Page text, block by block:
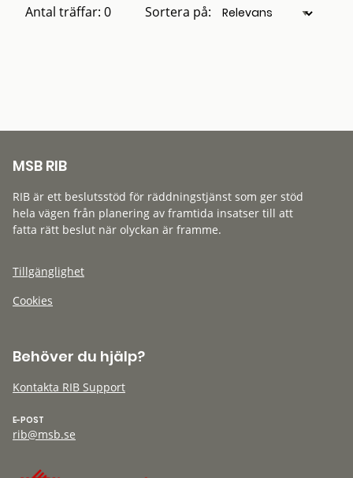
Antal träffar: 0 Sortera på:
MSB RIB
RIB är ett beslutsstöd för räddningstjänst som ger stöd
hela vägen från planering av framtida insatser till att
fatta rätt beslut när olyckan är framme.
Tillgänglighet
Cookies
Behöver du hjälp?
Kontakta RIB Support
E-POST
rib@msb.se